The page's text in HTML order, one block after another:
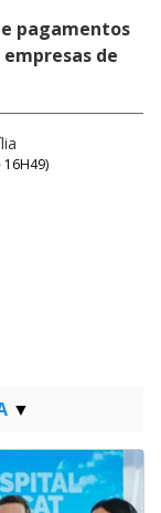
pagamentos
de
16H49)